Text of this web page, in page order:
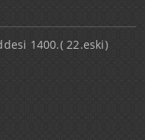
1400.( 22.eski)